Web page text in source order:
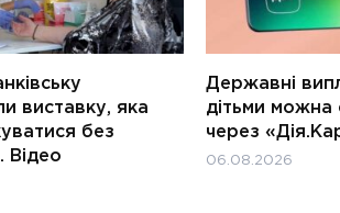
виставку, яка
без
Відео
Державні
дітьми можна
через
06.08.2026